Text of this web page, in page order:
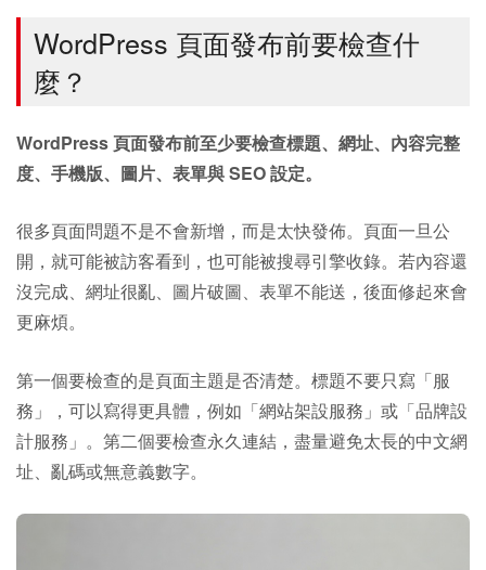
WordPress 頁面發布前要檢查什
麼？
WordPress 頁面發布前至少要檢查標題、網址、內容完整
度、手機版、圖片、表單與 SEO 設定。
很多頁面問題不是不會新增，而是太快發佈。頁面一旦公
開，就可能被訪客看到，也可能被搜尋引擎收錄。若內容還
沒完成、網址很亂、圖片破圖、表單不能送，後面修起來會
更麻煩。
第一個要檢查的是頁面主題是否清楚。標題不要只寫「服
務」，可以寫得更具體，例如「網站架設服務」或「品牌設
計服務」。第二個要檢查永久連結，盡量避免太長的中文網
址、亂碼或無意義數字。